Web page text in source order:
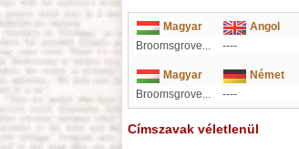
Magyar
Angol
Broomsgrove...
----
Magyar
Német
Broomsgrove...
----
Címszavak véletlenül